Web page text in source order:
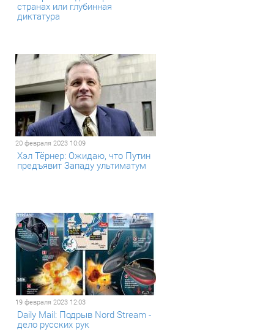
странах или глубинная
диктатура
20 февраля 2023 10:09
Хэл Тёрнер: Ожидаю, что Путин
предъявит Западу ультиматум
19 февраля 2023 12:03
Daily Mail: Подрыв Nord Stream -
дело русских рук